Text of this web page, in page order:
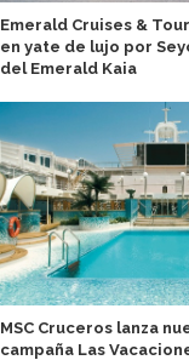
Emerald Cruises &
en yate de lujo por
del Emerald Kaia
MSC Cruceros lanza
campaña Las